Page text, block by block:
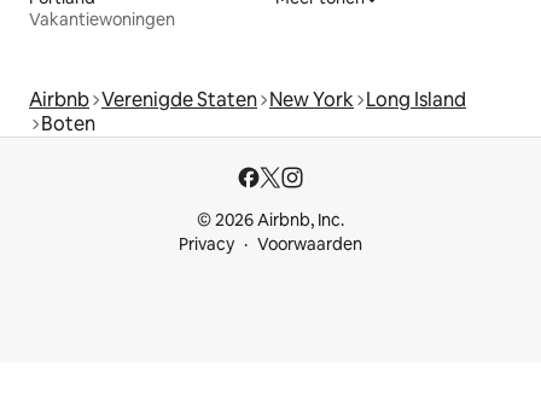
Vakantiewoningen
Airbnb Verenigde Staten New York Long Island
Boten
© 2026 Airbnb, Inc.
Privacy
Voorwaarden